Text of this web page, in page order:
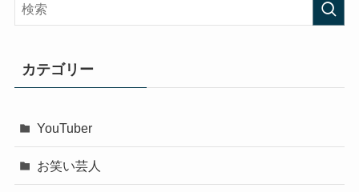
カテゴリー
YouTuber
お笑い芸人